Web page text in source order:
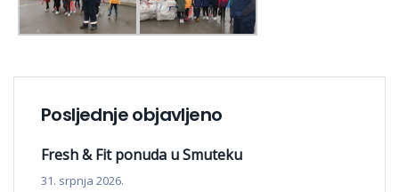
Posljednje objavljeno
Fresh & Fit ponuda u Smuteku
31. srpnja 2026.